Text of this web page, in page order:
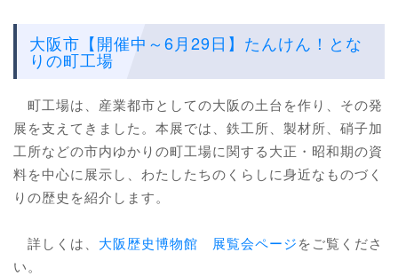
大阪市【開催中～6月29日】たんけん！とな
りの町工場
町工場は、産業都市としての大阪の土台を作り、その発
展を支えてきました。本展では、鉄工所、製材所、硝子加
工所などの市内ゆかりの町工場に関する大正・昭和期の資
料を中心に展示し、わたしたちのくらしに身近なものづく
りの歴史を紹介します。
詳しくは、 大阪歴史博物館 展覧会ページをご覧くださ
い。